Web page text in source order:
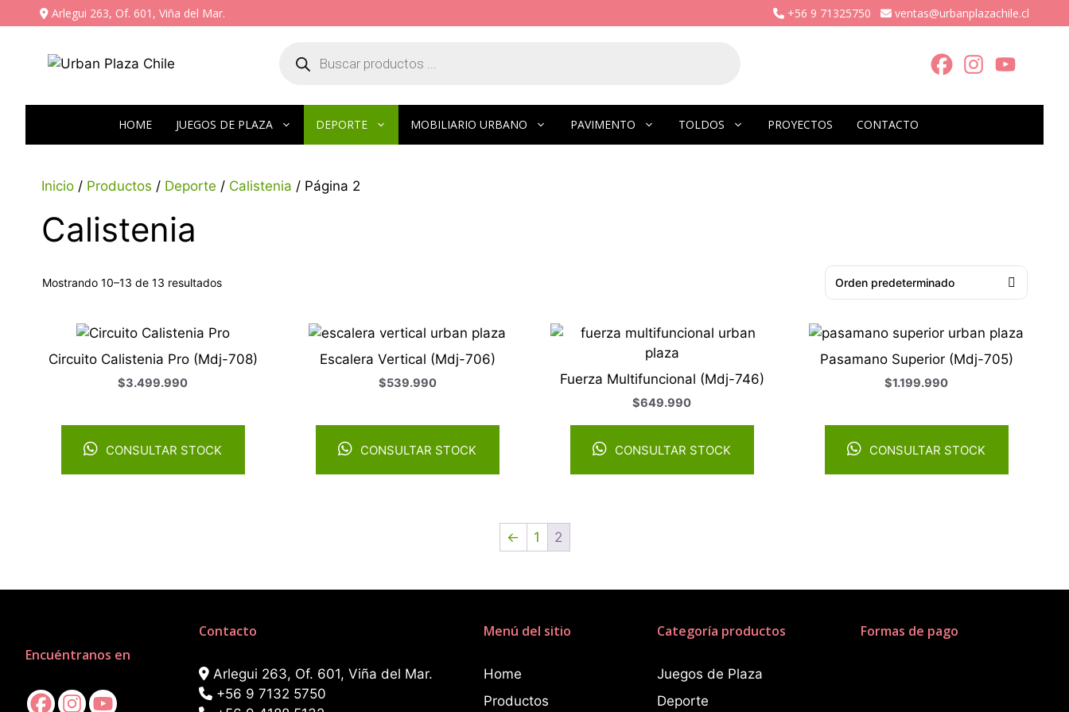
+56 9 71325750 ventas@urbanplazachile.cl
Arlegui 263, Of. 601, Viña del Mar.
HOME JUEGOS DE PLAZA DEPORTE MOBILIARIO URBANO PAVIMENTO TOLDOS PROYECTOS CONTACTO
Inicio / Productos / Deporte / Calistenia / Página 2
Calistenia
Mostrando 10–13 de 13 resultados
Circuito Calistenia Pro (Mdj-708)
$3.499.990
CONSULTAR STOCK
Escalera Vertical (Mdj-706)
$539.990
CONSULTAR STOCK
Fuerza Multifuncional (Mdj-746)
$649.990
CONSULTAR STOCK
Pasamano Superior (Mdj-705)
$1.199.990
CONSULTAR STOCK
← 1 2
Encuéntranos en
Contacto
Arlegui 263, Of. 601, Viña del Mar.
+56 9 7132 5750
Menú del sitio
Home
Productos
Categoría productos
Juegos de Plaza
Deporte
Formas de pago